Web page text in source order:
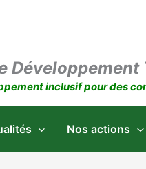
inclusif pour des
Nos actions